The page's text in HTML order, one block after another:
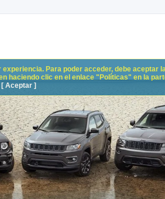
Para poder acceder, debe aceptar
haciendo clic en el enlace "Políticas" en la
[ Aceptar ]